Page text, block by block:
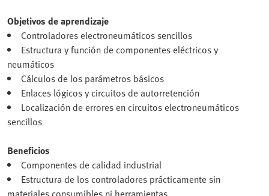
Objetivos de aprendizaje
Controladores electroneumáticos sencillos
Estructura y función de componentes eléctricos y
neumáticos
Cálculos de los parámetros básicos
Enlaces lógicos y circuitos de autorretención
Localización de errores en circuitos electroneumáticos
sencillos
Beneficios
Componentes de calidad industrial
Estructura de los controladores prácticamente sin